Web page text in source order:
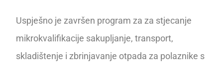
Uspješno je završen program za za stjecanje
mikrokvalifikacije sakupljanje, transport,
skladištenje i zbrinjavanje otpada za polaznike s